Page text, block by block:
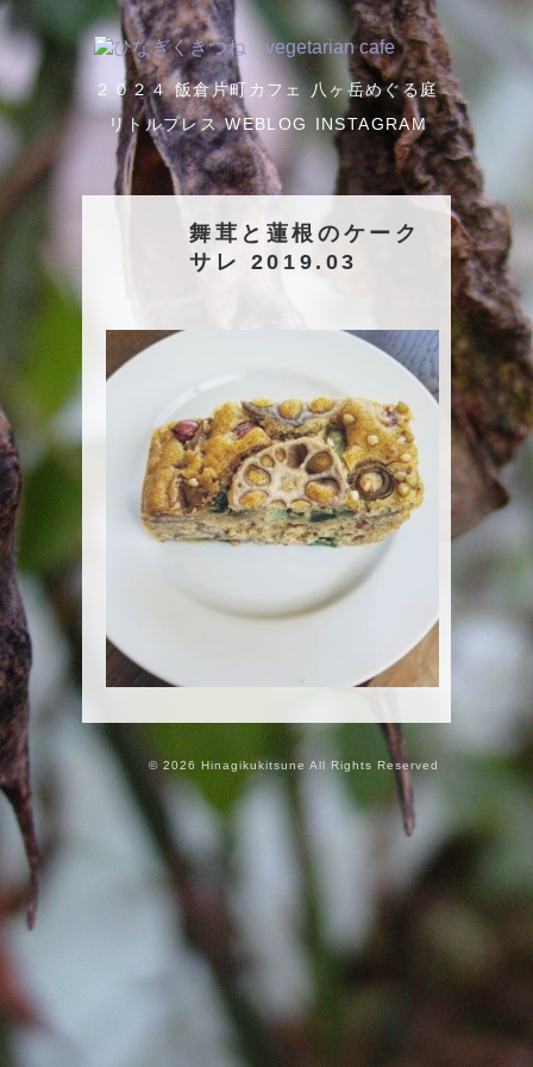
２０２４ 飯倉片町カフェ 八ヶ岳めぐる庭
リトルプレス WEBLOG INSTAGRAM
舞茸と蓮根のケーク
サレ 2019.03
© 2026 Hinagikukitsune All Rights Reserved